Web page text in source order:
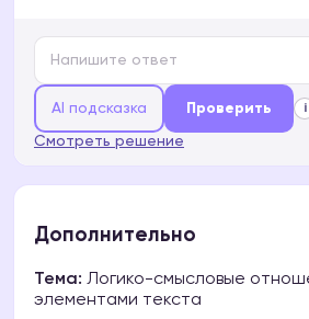
AI подсказка Проверить i
Смотреть решение
Дополнительно
Тема: Логико-смысловые
элементами текста